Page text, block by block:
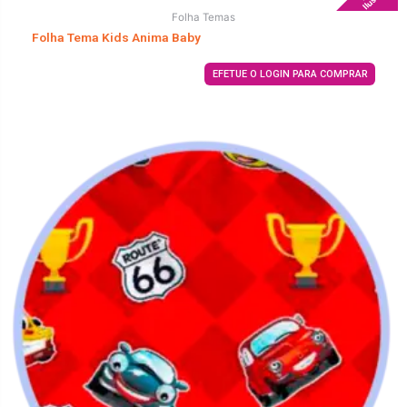
Folha Temas
Folha Tema Kids Anima Baby
EFETUE O LOGIN PARA COMPRAR